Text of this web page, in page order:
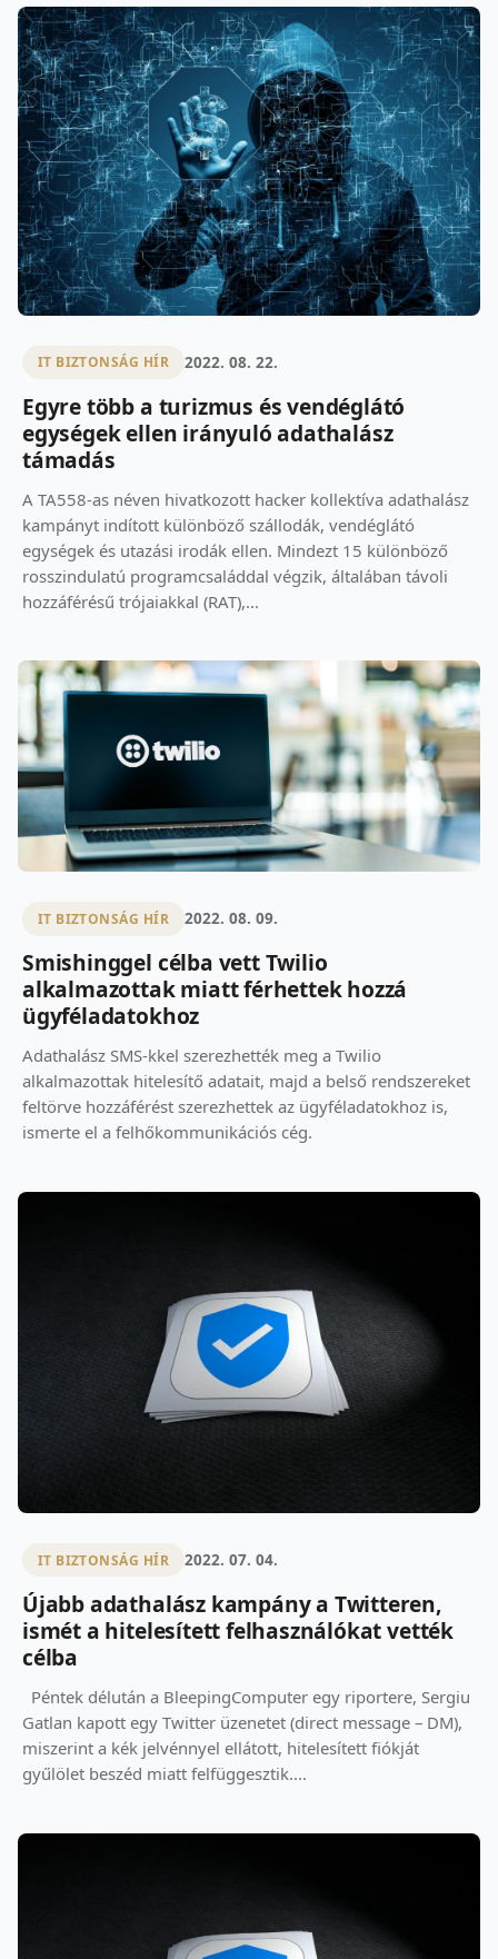
IT BIZTONSÁG HÍR 2022. 08. 22.
Egyre több a turizmus és vendéglátó
egységek ellen irányuló adathalász
támadás
A TA558-as néven hivatkozott hacker kollektíva adathalász
kampányt indított különböző szállodák, vendéglátó
egységek és utazási irodák ellen. Mindezt 15 különböző
rosszindulatú programcsaláddal végzik, általában távoli
hozzáférésű trójaiakkal (RAT),...
IT BIZTONSÁG HÍR 2022. 08. 09.
Smishinggel célba vett Twilio
alkalmazottak miatt férhettek hozzá
ügyféladatokhoz
Adathalász SMS-kkel szerezhették meg a Twilio
alkalmazottak hitelesítő adatait, majd a belső rendszereket
feltörve hozzáférést szerezhettek az ügyféladatokhoz is,
ismerte el a felhőkommunikációs cég.
IT BIZTONSÁG HÍR 2022. 07. 04.
Újabb adathalász kampány a Twitteren,
ismét a hitelesített felhasználókat vették
célba
Péntek délután a BleepingComputer egy riportere, Sergiu
Gatlan kapott egy Twitter üzenetet (direct message – DM),
miszerint a kék jelvénnyel ellátott, hitelesített fiókját
gyűlölet beszéd miatt felfüggesztik....